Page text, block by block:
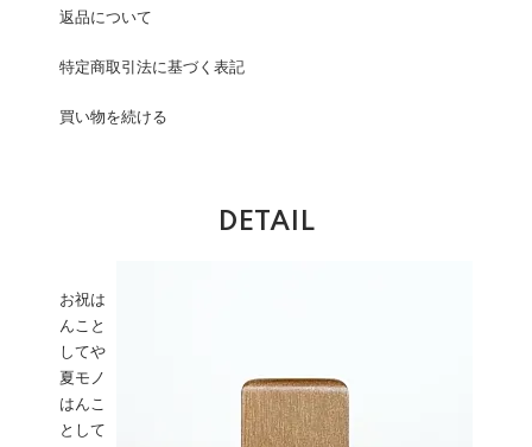
返品について
特定商取引法に基づく表記
買い物を続ける
DETAIL
お祝は
んこと
してや
夏モノ
はんこ
として